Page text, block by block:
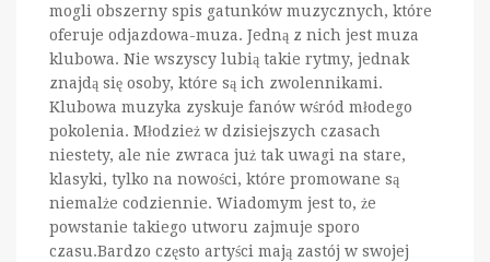
mogli obszerny spis gatunków muzycznych, które
oferuje odjazdowa-muza. Jedną z nich jest muza
klubowa. Nie wszyscy lubią takie rytmy, jednak
znajdą się osoby, które są ich zwolennikami.
Klubowa muzyka zyskuje fanów wśród młodego
pokolenia. Młodzież w dzisiejszych czasach
niestety, ale nie zwraca już tak uwagi na stare,
klasyki, tylko na nowości, które promowane są
niemalże codziennie. Wiadomym jest to, że
powstanie takiego utworu zajmuje sporo
czasu.Bardzo często artyści mają zastój w swojej